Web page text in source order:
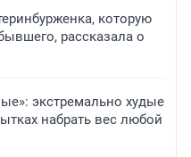
которую
рассказала о
экстремально худые
набрать вес любой